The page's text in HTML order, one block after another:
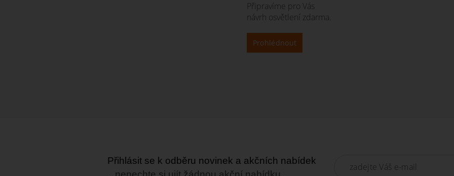
Připravíme pro Vás
návrh osvětlení zdarma.
Prohlédnout
Přihlásit se k odběru novinek a akčních nabídek